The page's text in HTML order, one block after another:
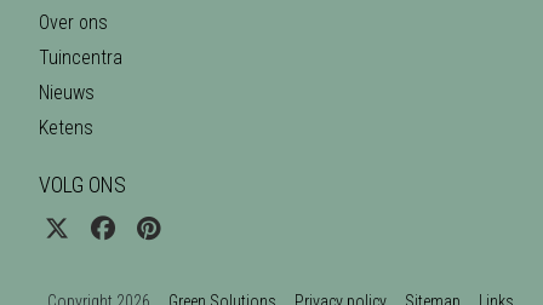
Over ons
Tuincentra
Nieuws
Ketens
VOLG ONS